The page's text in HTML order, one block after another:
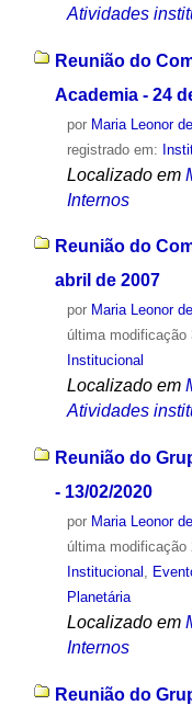
Atividades
Reunião do
Academia - 24
por Maria Leonor
registrado em:
Localizado em
Internos
Reunião do
abril de 2007
por Maria Leonor
última modificação
Institucional
Localizado em
Atividades
Reunião do
- 13/02/2020
por Maria Leonor
última modificação
Institucional ,
Planetária
Localizado em
Internos
Reunião do